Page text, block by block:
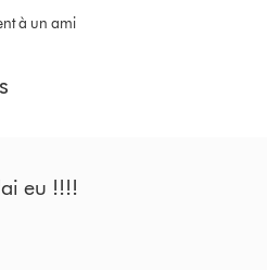
à un ami
eu !!!!